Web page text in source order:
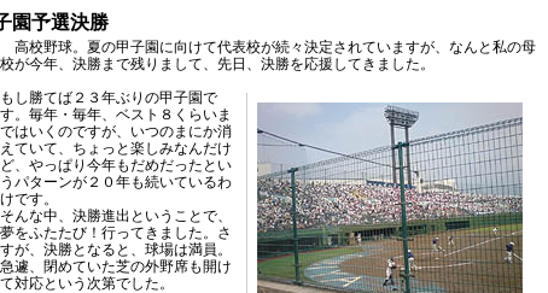
園予選決勝
高校野球。夏の甲子園に向けて代表校が続々決定されていますが、なんと私の母
校が今年、決勝まで残りまして、先日、決勝を応援してきました。
もし勝てば２３年ぶりの甲子園で
す。毎年・毎年、ベスト８くらいま
ではいくのですが、いつのまにか消
えていて、ちょっと楽しみなんだけ
ど、やっぱり今年もだめだったとい
うパターンが２０年も続いているわ
けです。
そんな中、決勝進出ということで、
夢をふたたび！行ってきました。さ
すが、決勝となると、球場は満員。
急遽、閉めていた芝の外野席も開け
て対応という次第でした。